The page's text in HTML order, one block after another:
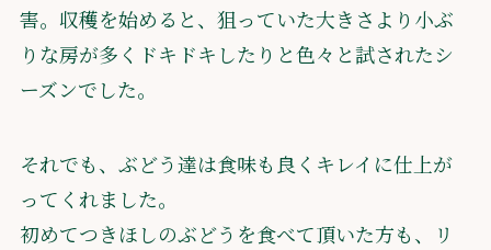
害。収穫を始めると、狙っていた大きさより小ぶ
りな房が多くドキドキしたりと色々と試されたシ
ーズンでした。
それでも、ぶどう達は食味も良くキレイに仕上が
ってくれました。
初めてつきほしのぶどうを食べて頂いた方も、リ